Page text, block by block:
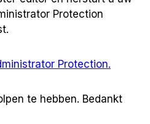
Protection
Protection.
te hebben. Bedankt